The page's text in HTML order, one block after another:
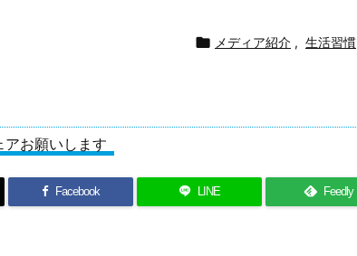
 メディア紹介 , 生活習慣
アお願いします
Facebook LINE Feedly